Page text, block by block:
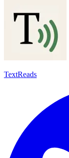
TextReads